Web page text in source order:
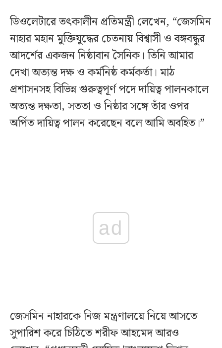
ডিওলেটারে তৎকালীন প্রতিমন্ত্রী লেখেন, “জেসমিন
নাহার মহান মুক্তিযুদ্ধের চেতনায় বিশ্বাসী ও বঙ্গবন্ধুর
আদর্শের একজন নিষ্ঠাবান সৈনিক। তিনি আমার
দেখা অত্যন্ত দক্ষ ও কর্মনিষ্ঠ কর্মকর্তা। মাঠ
প্রশাসনসহ বিভিন্ন গুরুত্বপূর্ণ পদে দায়িত্ব পালনকালে
অত্যন্ত দক্ষতা, সততা ও নিষ্ঠার সঙ্গে তাঁর ওপর
অর্পিত দায়িত্ব পালন করেছেন বলে আমি অবহিত।”
ad
জেসমিন নাহারকে নিজ মন্ত্রণালয়ে নিয়ে আসতে
সুপারিশ করে চিঠিতে শরীফ আহমেদ আরও